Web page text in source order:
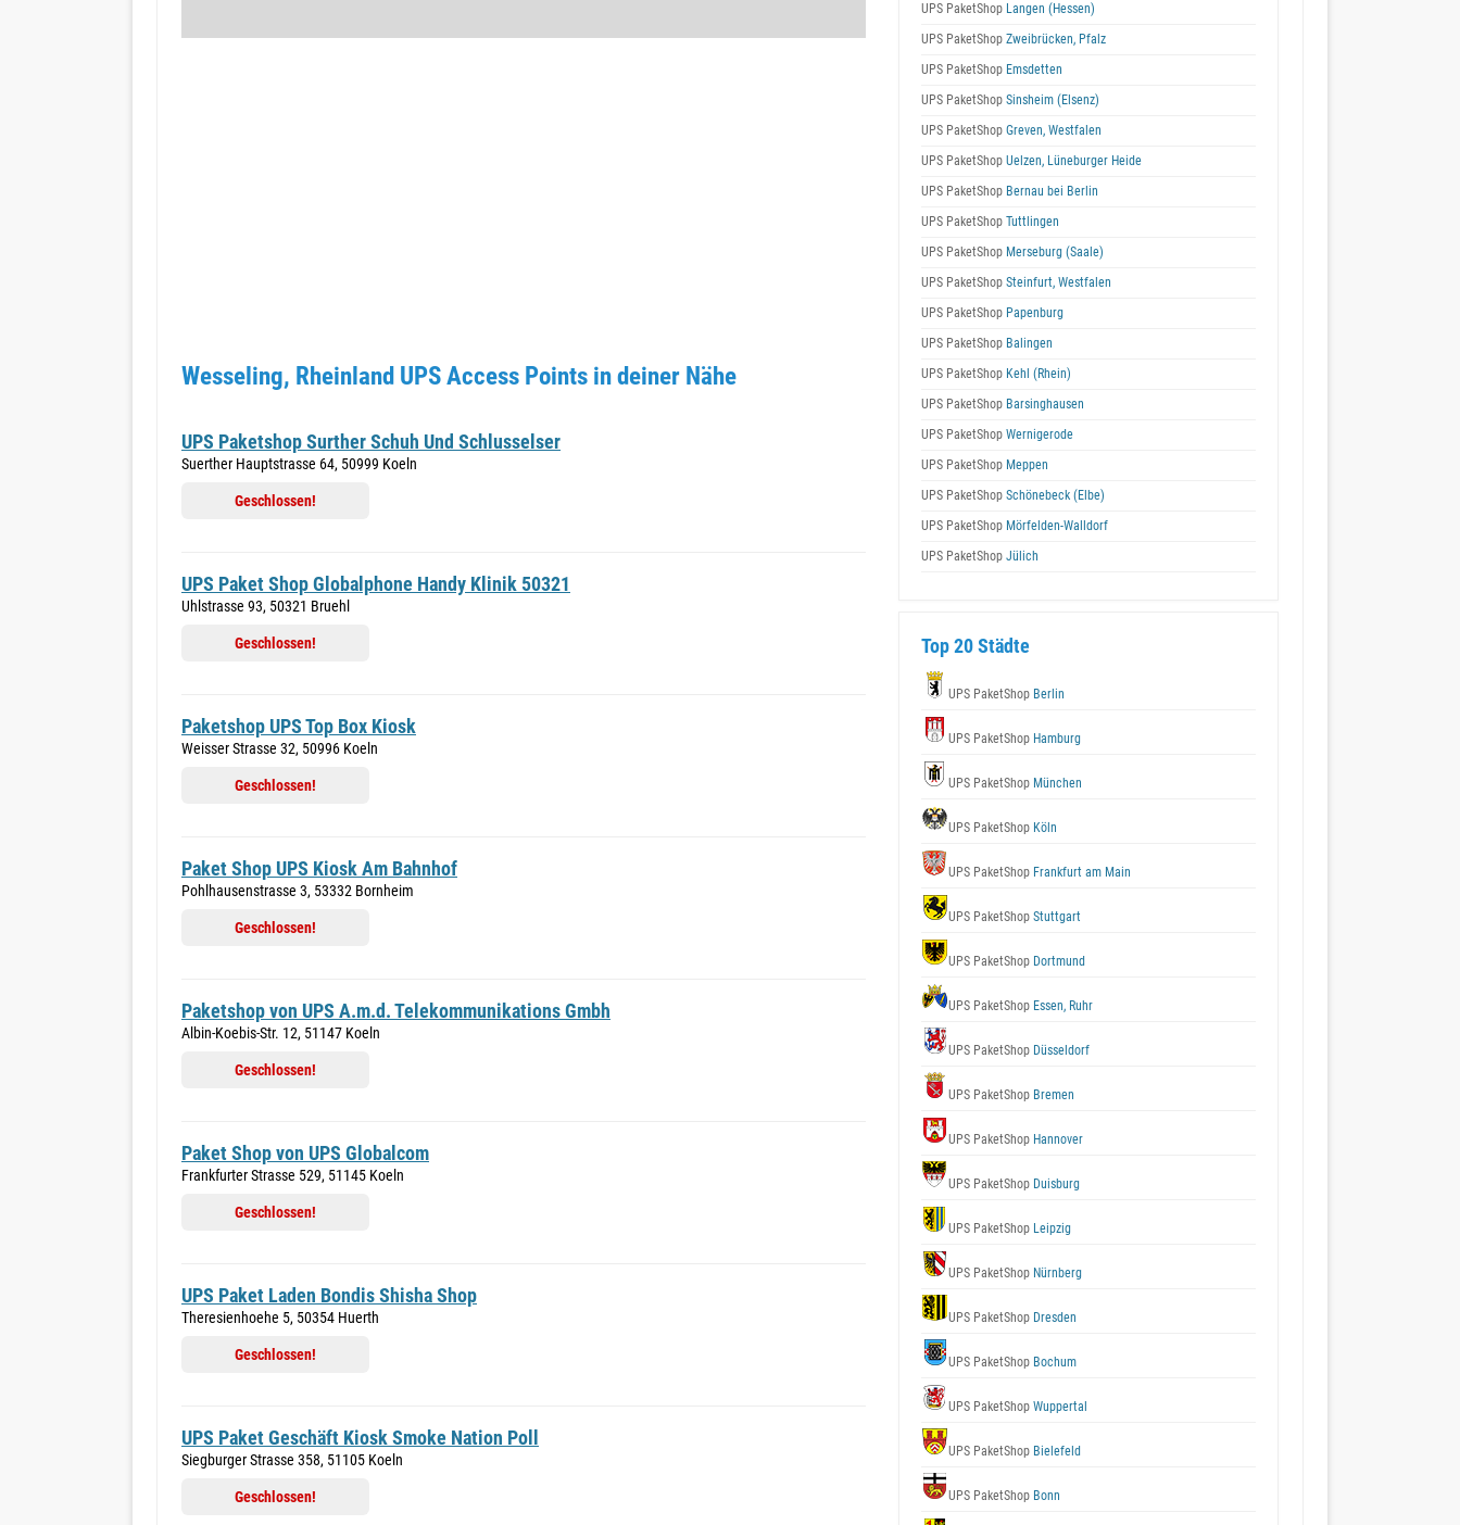
Wesseling, Rheinland UPS Access Points in deiner Nähe
UPS Paketshop Surther Schuh Und Schlusselser
Suerther Hauptstrasse 64, 50999 Koeln
Geschlossen!
UPS Paket Shop Globalphone Handy Klinik 50321
Uhlstrasse 93, 50321 Bruehl
Geschlossen!
Paketshop UPS Top Box Kiosk
Weisser Strasse 32, 50996 Koeln
Geschlossen!
Paket Shop UPS Kiosk Am Bahnhof
Pohlhausenstrasse 3, 53332 Bornheim
Geschlossen!
Paketshop von UPS A.m.d. Telekommunikations Gmbh
Albin-Koebis-Str. 12, 51147 Koeln
Geschlossen!
Paket Shop von UPS Globalcom
Frankfurter Strasse 529, 51145 Koeln
Geschlossen!
UPS Paket Laden Bondis Shisha Shop
Theresienhoehe 5, 50354 Huerth
Geschlossen!
UPS Paket Geschäft Kiosk Smoke Nation Poll
Siegburger Strasse 358, 51105 Koeln
Geschlossen!
UPS PaketShop Langen (Hessen)
UPS PaketShop Zweibrücken, Pfalz
UPS PaketShop Emsdetten
UPS PaketShop Sinsheim (Elsenz)
UPS PaketShop Greven, Westfalen
UPS PaketShop Uelzen, Lüneburger Heide
UPS PaketShop Bernau bei Berlin
UPS PaketShop Tuttlingen
UPS PaketShop Merseburg (Saale)
UPS PaketShop Steinfurt, Westfalen
UPS PaketShop Papenburg
UPS PaketShop Balingen
UPS PaketShop Kehl (Rhein)
UPS PaketShop Barsinghausen
UPS PaketShop Wernigerode
UPS PaketShop Meppen
UPS PaketShop Schönebeck (Elbe)
UPS PaketShop Mörfelden-Walldorf
UPS PaketShop Jülich
Top 20 Städte
UPS PaketShop Berlin
UPS PaketShop Hamburg
UPS PaketShop München
UPS PaketShop Köln
UPS PaketShop Frankfurt am Main
UPS PaketShop Stuttgart
UPS PaketShop Dortmund
UPS PaketShop Essen, Ruhr
UPS PaketShop Düsseldorf
UPS PaketShop Bremen
UPS PaketShop Hannover
UPS PaketShop Duisburg
UPS PaketShop Leipzig
UPS PaketShop Nürnberg
UPS PaketShop Dresden
UPS PaketShop Bochum
UPS PaketShop Wuppertal
UPS PaketShop Bielefeld
UPS PaketShop Bonn